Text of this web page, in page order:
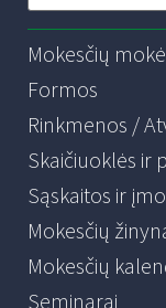
Mokesčių
Formos
Rinkmenos /
Skaičiuoklės ir
Sąskaitos ir
Mokesčių
Mokesčių